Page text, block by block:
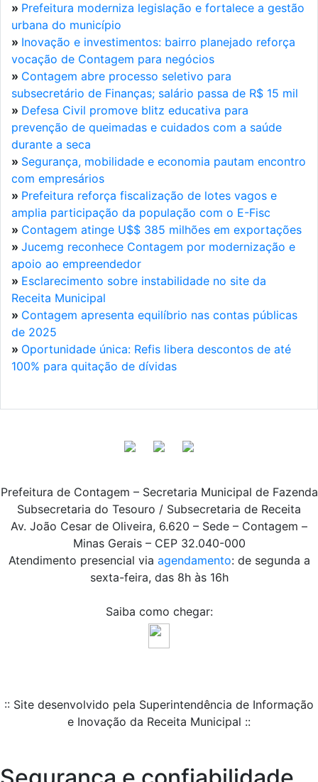
» Prefeitura moderniza legislação e fortalece a gestão
urbana do município
» Inovação e investimentos: bairro planejado reforça
vocação de Contagem para negócios
» Contagem abre processo seletivo para
subsecretário de Finanças; salário passa de R$ 15 mil
» Defesa Civil promove blitz educativa para
prevenção de queimadas e cuidados com a saúde
durante a seca
» Segurança, mobilidade e economia pautam encontro
com empresários
» Prefeitura reforça fiscalização de lotes vagos e
amplia participação da população com o E-Fisc
» Contagem atinge U$$ 385 milhões em exportações
» Jucemg reconhece Contagem por modernização e
apoio ao empreendedor
» Esclarecimento sobre instabilidade no site da
Receita Municipal
» Contagem apresenta equilíbrio nas contas públicas
de 2025
» Oportunidade única: Refis libera descontos de até
100% para quitação de dívidas
Prefeitura de Contagem – Secretaria Municipal de Fazenda
Subsecretaria do Tesouro / Subsecretaria de Receita
Av. João Cesar de Oliveira, 6.620 – Sede – Contagem –
Minas Gerais – CEP 32.040-000
Atendimento presencial via agendamento: de segunda a
sexta-feira, das 8h às 16h
Saiba como chegar:
:: Site desenvolvido pela Superintendência de Informação
e Inovação da Receita Municipal ::